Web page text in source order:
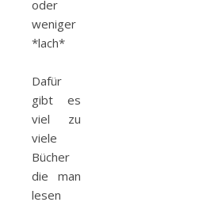
oder
weniger
*lach*
Dafür
gibt es
viel zu
viele
Bücher
die man
lesen